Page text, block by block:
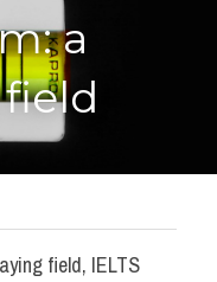
a
field, IELTS